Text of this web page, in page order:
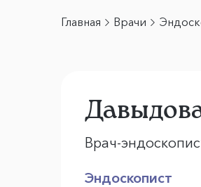
Главная Врачи
Врач-
Эндоскопист